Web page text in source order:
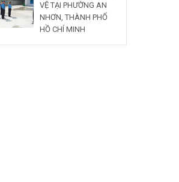
VỆ TẠI PHƯỜNG AN
NHƠN, THÀNH PHỐ
HỒ CHÍ MINH